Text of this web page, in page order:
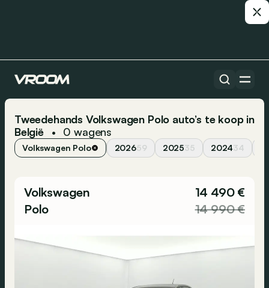
Tweedehands Volkswagen Polo auto’s te koop in
België
• 0 wagens
Volkswagen Polo 202659 202535 202434
Volkswagen
Polo
14 490 €
14 990 €